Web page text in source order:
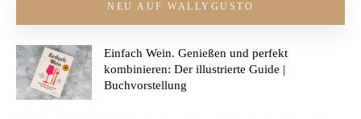
NEU AUF WALLYGUSTO
Einfach Wein. Genießen und perfekt
kombinieren: Der illustrierte Guide |
Buchvorstellung